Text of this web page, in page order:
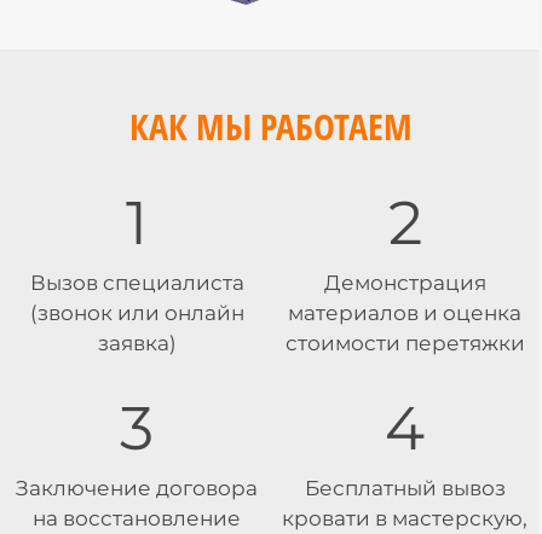
КАК МЫ РАБОТАЕМ
1
Вызов специалиста
(звонок или онлайн
заявка)
2
Демонстрация
материалов и оценка
стоимости перетяжки
3
Заключение договора
на восстановление
4
Бесплатный вывоз
кровати в мастерскую,